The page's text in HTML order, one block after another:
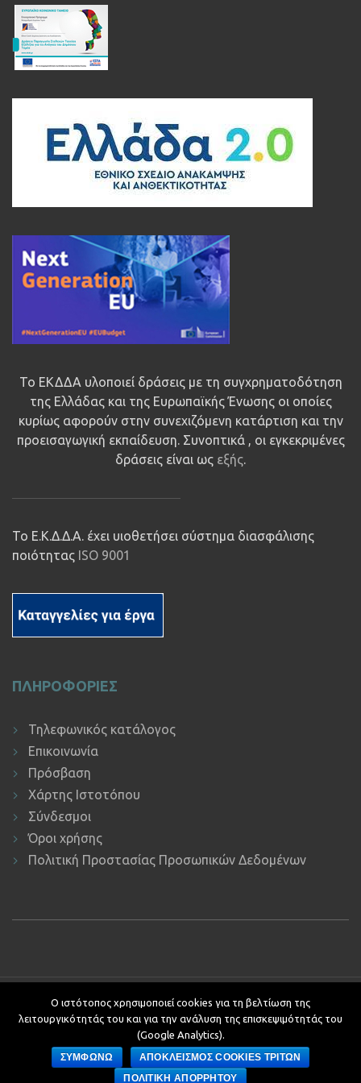
Το ΕΚΔΔΑ υλοποιεί δράσεις με τη συγχρηματοδότηση
της Ελλάδας και της Ευρωπαϊκής Ένωσης οι οποίες
κυρίως αφορούν στην συνεχιζόμενη κατάρτιση και την
προεισαγωγική εκπαίδευση. Συνοπτικά , οι εγκεκριμένες
δράσεις είναι ως εξής.
Το Ε.Κ.Δ.Δ.Α. έχει υιοθετήσει σύστημα διασφάλισης
ποιότητας ISO 9001
ΠΛΗΡΟΦΟΡΙΕΣ
Τηλεφωνικός κατάλογος
Επικοινωνία
Πρόσβαση
Χάρτης Ιστοτόπου
Σύνδεσμοι
Όροι χρήσης
Πολιτική Προστασίας Προσωπικών Δεδομένων
Copyright © 2019 ΕΚΔΔΑ.Υποστήριξη ιστοτόπου: Τμήμα
Εφαρμογών Πληροφορικής.
Κείμενα - Επιμέλεια: Αυτοτελές Τμήμα Επικοινωνίας, Διεθνών και
Δημοσίων Σχέσεων
Development by
Ο ιστότοπος χρησιμοποιεί cookies για τη βελτίωση της
λειτουργικότητάς του και για την ανάλυση της επισκεψιμότητάς του
(Google Analytics).
ΣΥΜΦΩΝΩ
ΑΠΟΚΛΕΙΣΜΟΣ COOKIES ΤΡΙΤΩΝ
ΠΟΛΙΤΙΚΗ ΑΠΟΡΡΗΤΟΥ